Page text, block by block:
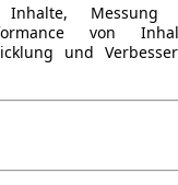
Inhalte, Messung
von
und